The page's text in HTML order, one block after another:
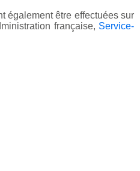
également être effectuées sur
française, Service-